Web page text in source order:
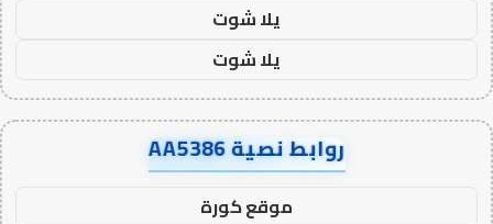
يلا شوت
يلا شوت
روابط نصية AA5386
موقع كورة